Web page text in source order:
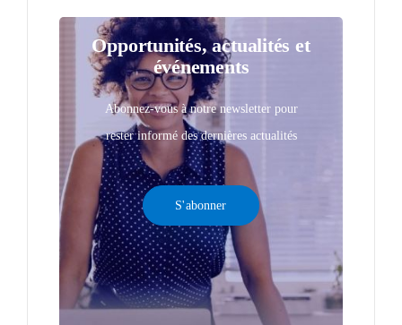
Opportunités, actualités et
événements
Abonnez-vous à notre newsletter pour
rester informé des dernières actualités
S'abonner